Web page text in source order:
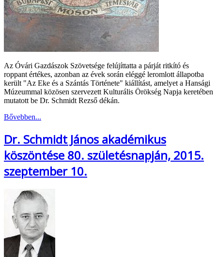
Az Óvári Gazdászok Szövetsége felújíttatta a párját ritkító és
roppant értékes, azonban az évek során eléggé leromlott állapotba
került "Az Eke és a Szántás Története" kiállítást, amelyet a Hansági
Múzeummal közösen szervezett Kulturális Örökség Napja keretében
mutatott be Dr. Schmidt Rezső dékán.
Bővebben...
Dr. Schmidt János akadémikus
köszöntése 80. születésnapján, 2015.
szeptember 10.